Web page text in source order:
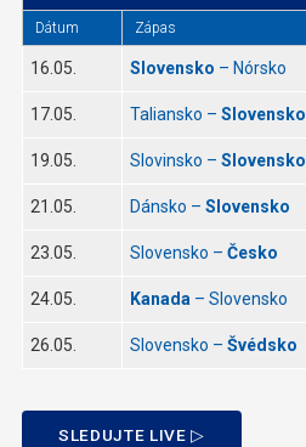
Dátum Zápas
16.05. Slovensko – Nórsko
17.05. Taliansko – Slovensko
19.05. Slovinsko – Slovensko
21.05. Dánsko – Slovensko
23.05. Slovensko – Česko
24.05. Kanada – Slovensko
26.05. Slovensko – Švédsko
SLEDUJTE LIVE ▷